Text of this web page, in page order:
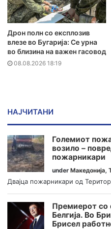
Дрон полн со експлозив
влезе во Бугарија: Се урна
во близина на важен гасовод
08.08.2026 18:19
НАЈЧИТАНИ
Големиот
возило –
пожарникари
under Македонија,
Двајца пожарникари од
Премиерот со
Белгија. Во
Брисел